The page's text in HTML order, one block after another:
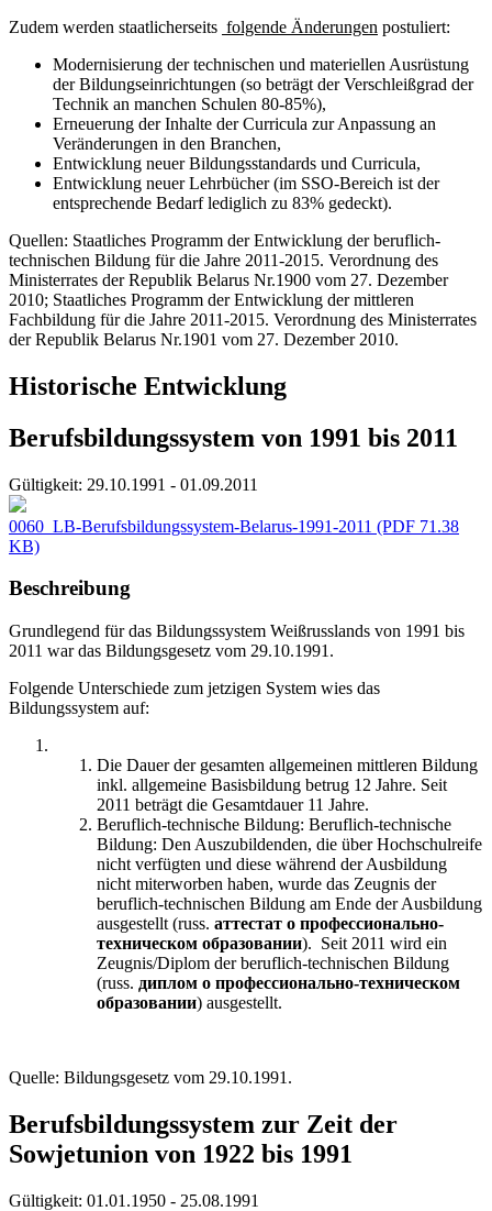
Zudem werden staatlicherseits folgende Änderungen postuliert:
Modernisierung der technischen und materiellen Ausrüstung
der Bildungseinrichtungen (so beträgt der Verschleißgrad der
Technik an manchen Schulen 80-85%),
Erneuerung der Inhalte der Curricula zur Anpassung an
Veränderungen in den Branchen,
Entwicklung neuer Bildungsstandards und Curricula,
Entwicklung neuer Lehrbücher (im SSO-Bereich ist der
entsprechende Bedarf lediglich zu 83% gedeckt).
Quellen: Staatliches Programm der Entwicklung der beruflich-
technischen Bildung für die Jahre 2011-2015. Verordnung des
Ministerrates der Republik Belarus Nr.1900 vom 27. Dezember
2010; Staatliches Programm der Entwicklung der mittleren
Fachbildung für die Jahre 2011-2015. Verordnung des Ministerrates
der Republik Belarus Nr.1901 vom 27. Dezember 2010.
Historische Entwicklung
Berufsbildungssystem von 1991 bis 2011
Gültigkeit: 29.10.1991 - 01.09.2011
0060_LB-Berufsbildungssystem-Belarus-1991-2011 (PDF 71.38
KB)
Beschreibung
Grundlegend für das Bildungssystem Weißrusslands von 1991 bis
2011 war das Bildungsgesetz vom 29.10.1991.
Folgende Unterschiede zum jetzigen System wies das
Bildungssystem auf:
Die Dauer der gesamten allgemeinen mittleren Bildung
inkl. allgemeine Basisbildung betrug 12 Jahre. Seit
2011 beträgt die Gesamtdauer 11 Jahre.
Beruflich-technische Bildung: Beruflich-technische
Bildung: Den Auszubildenden, die über Hochschulreife
nicht verfügten und diese während der Ausbildung
nicht miterworben haben, wurde das Zeugnis der
beruflich-technischen Bildung am Ende der Ausbildung
ausgestellt (russ. аттестат о профессионально-
техническом образовании). Seit 2011 wird ein
Zeugnis/Diplom der beruflich-technischen Bildung
(russ. диплом о профессионально-техническом
образовании) ausgestellt.
Quelle: Bildungsgesetz vom 29.10.1991.
Berufsbildungssystem zur Zeit der
Sowjetunion von 1922 bis 1991
Gültigkeit: 01.01.1950 - 25.08.1991